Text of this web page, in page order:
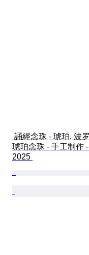
琥珀念珠 - 手工制作 -
2025